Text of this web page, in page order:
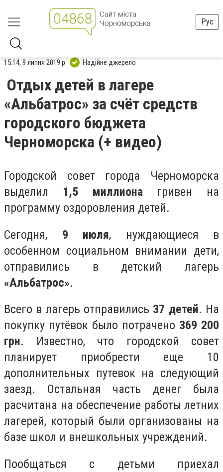
Рус
15:14, 9 липня 2019 р. Надійне джерело
Отдых детей в лагере
«Альбатрос» за счёт средств
городского бюджета
Черноморска (+ видео)
Городской совет города Черноморска
выделил 1,5 миллионагривен на
программу оздоровления детей.
Сегодня, 9 июля, нуждающиеся в
особенном социальном внимании дети,
отправились в детский лагерь
«Альбатрос».
Всего в лагерь отправились 37 детей. На
покупку путёвок было потрачено 369 200
грн. Известно, что городской совет
планирует приобрести еще 10
дополнительных путевок на следующий
заезд. Остальная часть денег была
расчитана на обеспечение работы летних
лагерей, который были организованы на
базе школ и внешкольных учреждений.
Пообщаться с детьми приехал